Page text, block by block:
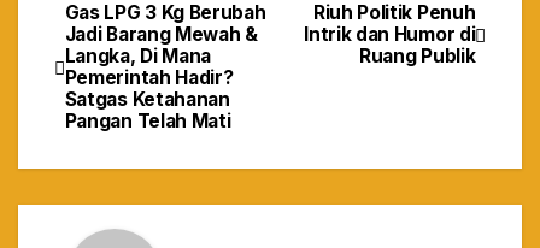
Navigasi
pos
Riuh Politik Penuh
Intrik dan Humor di
Ruang Publik
Gas LPG 3 Kg Berubah
Jadi Barang Mewah &
Langka, Di Mana
Pemerintah Hadir?
Satgas Ketahanan
Pangan Telah Mati